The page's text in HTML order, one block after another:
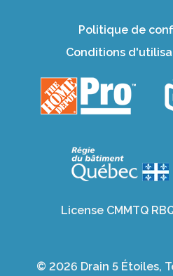
Politique de
Conditions
License CMMTQ
© 2026 Drain 5 Étoiles,